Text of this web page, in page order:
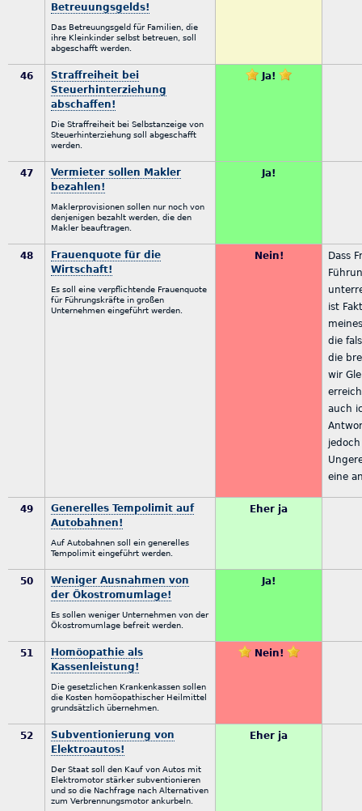
Betreuungsgelds!
Das Betreuungsgeld für Familien, die
ihre Kleinkinder selbst betreuen, soll
abgeschafft werden.
46
Straffreiheit bei
Steuerhinterziehung
abschaffen!
Die Straffreiheit bei Selbstanzeige von
Steuerhinterziehung soll abgeschafft
werden.
Ja!
47
Vermieter sollen Makler
bezahlen!
Maklerprovisionen sollen nur noch von
denjenigen bezahlt werden, die den
Makler beauftragen.
Ja!
48
Frauenquote für die
Wirtschaft!
Es soll eine verpflichtende Frauenquote
für Führungskräfte in großen
Unternehmen eingeführt werden.
Nein!
Dass
ist
die
die
wir
auch
eine
49
Generelles Tempolimit auf
Autobahnen!
Auf Autobahnen soll ein generelles
Tempolimit eingeführt werden.
Eher ja
50
Weniger Ausnahmen von
der Ökostromumlage!
Es sollen weniger Unternehmen von der
Ökostromumlage befreit werden.
Ja!
51
Homöopathie als
Kassenleistung!
Die gesetzlichen Krankenkassen sollen
die Kosten homöopathischer Heilmittel
grundsätzlich übernehmen.
Nein!
52
Subventionierung von
Elektroautos!
Der Staat soll den Kauf von Autos mit
Elektromotor stärker subventionieren
und so die Nachfrage nach Alternativen
zum Verbrennungsmotor ankurbeln.
Eher ja